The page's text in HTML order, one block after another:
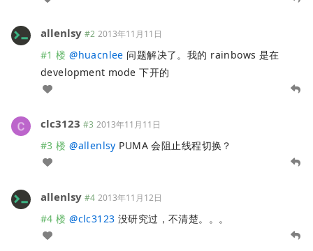
allenlsy #2 2013年11月11日
#1 楼 @huacnlee 问题解决了。我的 rainbows 是在
development mode 下开的
clc3123 #3 2013年11月11日
#3 楼 @allenlsy PUMA 会阻止线程切换？
allenlsy #4 2013年11月12日
#4 楼 @clc3123 没研究过，不清楚。。。